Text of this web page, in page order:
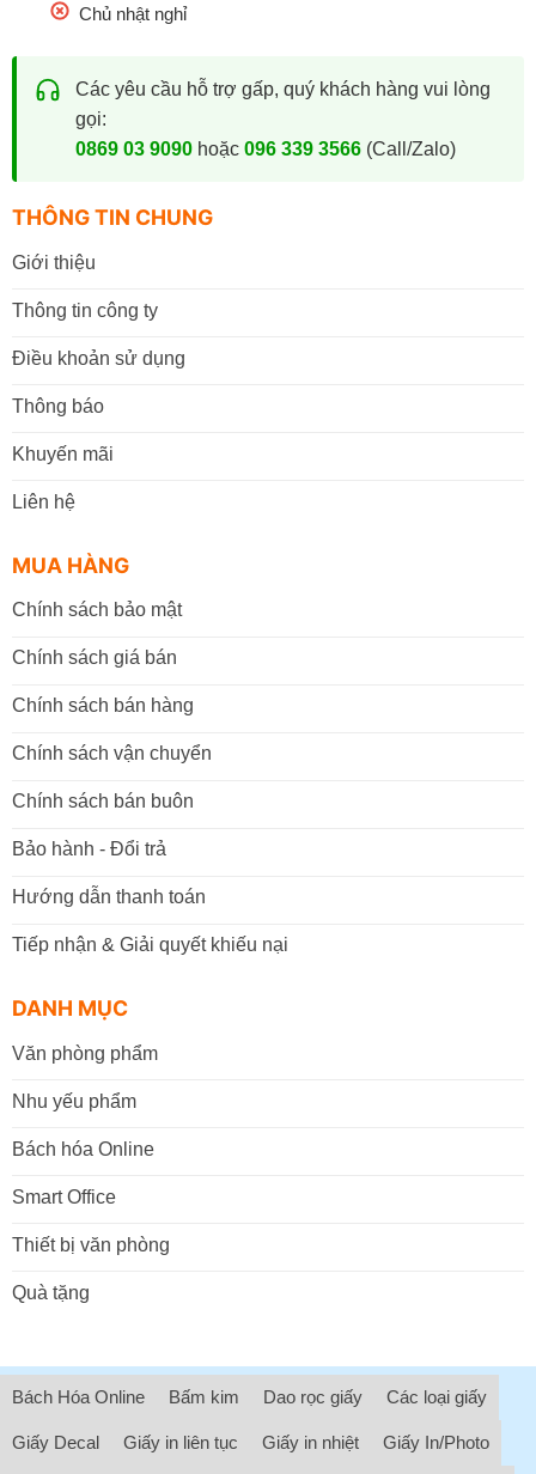
Chủ nhật nghỉ
Các yêu cầu hỗ trợ gấp, quý khách hàng vui lòng
gọi:
0869 03 9090hoặc 096 339 3566(Call/Zalo)
THÔNG TIN CHUNG
Giới thiệu
Thông tin công ty
Điều khoản sử dụng
Thông báo
Khuyến mãi
Liên hệ
MUA HÀNG
Chính sách bảo mật
Chính sách giá bán
Chính sách bán hàng
Chính sách vận chuyển
Chính sách bán buôn
Bảo hành - Đổi trả
Hướng dẫn thanh toán
Tiếp nhận & Giải quyết khiếu nại
DANH MỤC
Văn phòng phẩm
Nhu yếu phẩm
Bách hóa Online
Smart Office
Thiết bị văn phòng
Quà tặng
Bách Hóa Online Bấm kim Dao rọc giấy Các loại giấy
Giấy Decal Giấy in liên tục Giấy in nhiệt Giấy In/Photo